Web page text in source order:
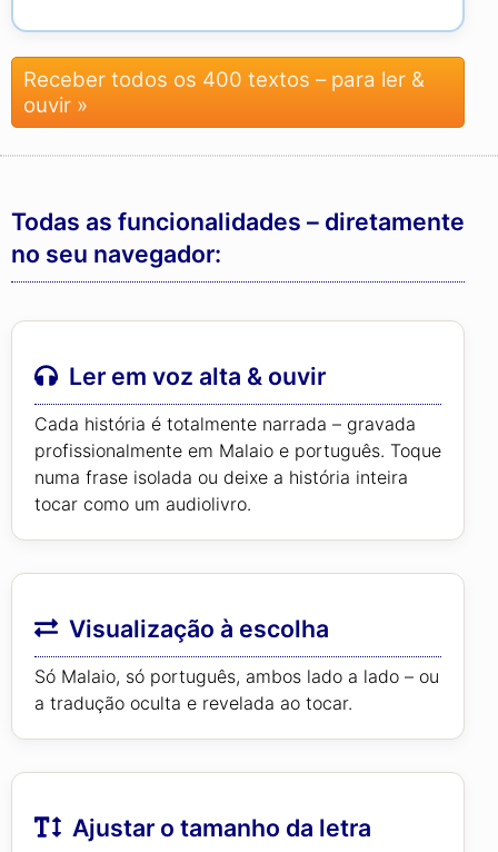
Receber todos os 400 textos – para ler &
ouvir »
Todas as funcionalidades – diretamente
no seu navegador:
Ler em voz alta & ouvir
Cada história é totalmente narrada – gravada
profissionalmente em Malaio e português. Toque
numa frase isolada ou deixe a história inteira
tocar como um audiolivro.
Visualização à escolha
Só Malaio, só português, ambos lado a lado – ou
a tradução oculta e revelada ao tocar.
Ajustar o tamanho da letra